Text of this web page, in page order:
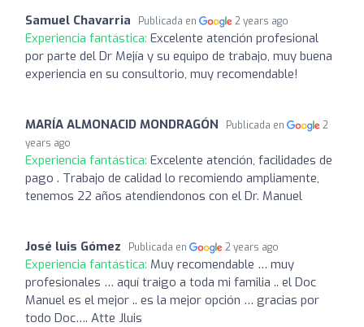
Samuel Chavarria Publicada en 2 years ago
Experiencia fantástica: Excelente atención profesional
por parte del Dr Mejía y su equipo de trabajo, muy buena
experiencia en su consultorio, muy recomendable!
MARÍA ALMONACID MONDRAGÓN Publicada en
2
years ago
Experiencia fantástica: Excelente atención, facilidades de
pago . Trabajo de calidad lo recomiendo ampliamente,
tenemos 22 años atendiendonos con el Dr. Manuel
José luis Gómez Publicada en 2 years ago
Experiencia fantástica: Muy recomendable … muy
profesionales … aquí traigo a toda mi familia .. el Doc
Manuel es el mejor .. es la mejor opción … gracias por
todo Doc…. Atte Jluis